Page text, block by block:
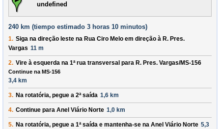
undefined
240 km (tiempo estimado 3 horas 10 minutos)
1. Siga na direção leste na Rua Ciro Melo em direção à R. Pres.
Vargas 11 m
2. Vire à esquerda na 1ª rua transversal para R. Pres. Vargas/MS-156
Continue na MS-156
3,4 km
3. Na rotatória, pegue a 2ªsaída 1,6 km
4. Continue para Anel Viário Norte 1,0 km
5. Na rotatória, pegue a 1ªsaída e mantenha-se na Anel Viário Norte 5,3